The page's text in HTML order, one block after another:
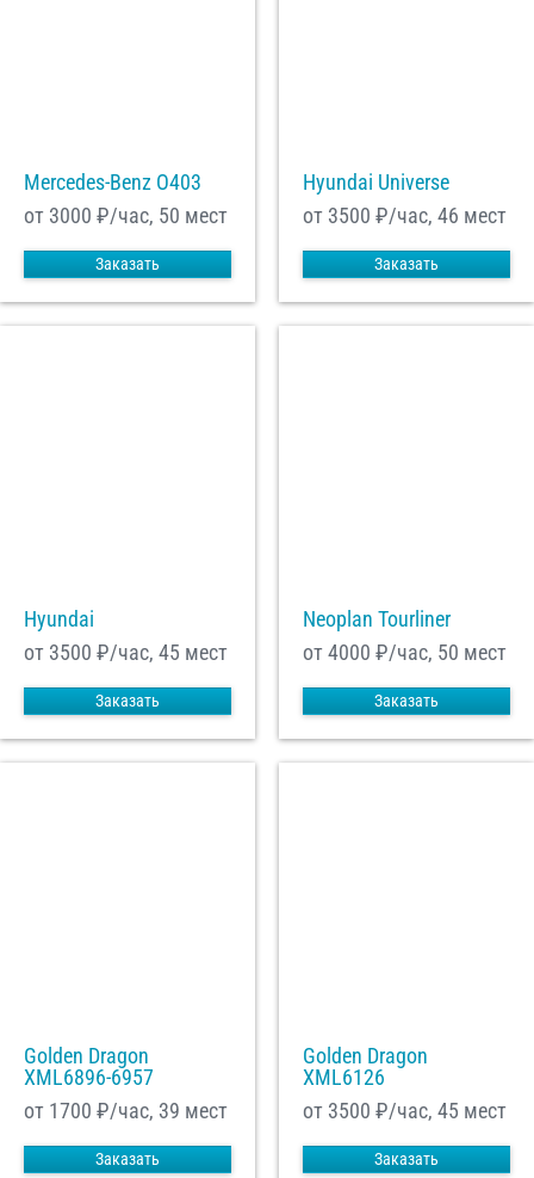
Mercedes-Benz О403
от 3000 ₽/час, 50 мест
Заказать
Hyundai Universe
от 3500 ₽/час, 46 мест
Заказать
Hyundai
от 3500 ₽/час, 45 мест
Заказать
Neoplan Tourliner
от 4000 ₽/час, 50 мест
Заказать
Golden Dragon
XML6896-6957
от 1700 ₽/час, 39 мест
Заказать
Golden Dragon
XML6126
от 3500 ₽/час, 45 мест
Заказать